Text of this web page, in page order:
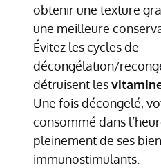
obtenir une texture
une meilleure
Évitez les cycles de
décongélation/
détruisent les
Une fois décongelé,
consommé dans
pleinement de ses
immunostimulants.